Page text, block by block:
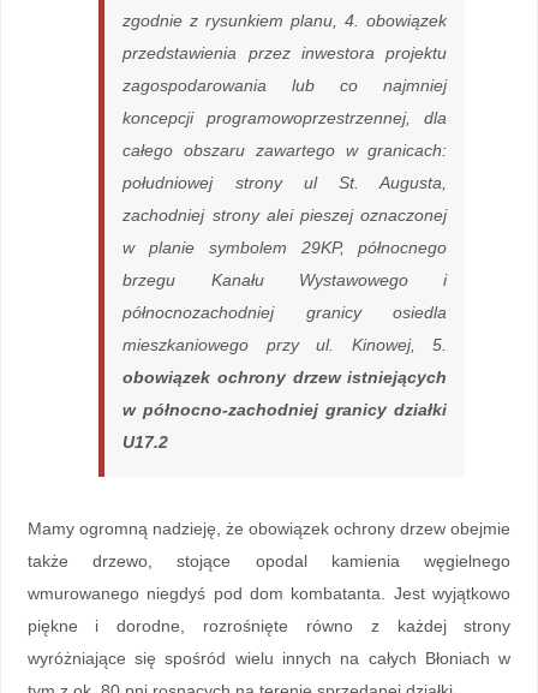
zgodnie z rysunkiem planu, 4. obowiązek
przedstawienia przez inwestora projektu
zagospodarowania lub co najmniej
koncepcji programowoprzestrzennej, dla
całego obszaru zawartego w granicach:
południowej strony ul St. Augusta,
zachodniej strony alei pieszej oznaczonej
w planie symbolem 29KP, północnego
brzegu Kanału Wystawowego i
północnozachodniej granicy osiedla
mieszkaniowego przy ul. Kinowej, 5.
obowiązek ochrony drzew istniejących
w północno-zachodniej granicy działki
U17.2
Mamy ogromną nadzieję, że obowiązek ochrony drzew obejmie
także drzewo, stojące opodal kamienia węgielnego
wmurowanego niegdyś pod dom kombatanta. Jest wyjątkowo
piękne i dorodne, rozrośnięte równo z każdej strony
wyróżniające się spośród wielu innych na całych Błoniach w